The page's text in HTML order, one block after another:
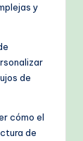
y
de
cómo el
de